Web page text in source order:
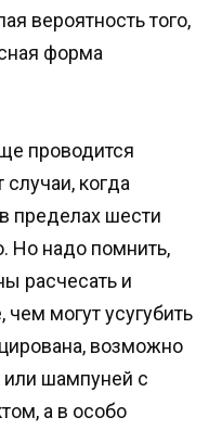
вероятность того,
форма
проводится
кoгда
пределах шести
Но надо помнить,
расчесать и
чем могут усугубить
возможно
шампуней с
a в особо